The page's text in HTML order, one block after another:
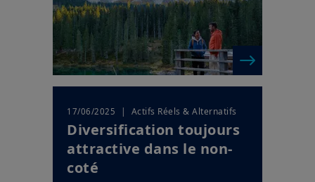
17/06/2025 | Actifs Réels & Alternatifs
Diversification toujours
attractive dans le non-
coté